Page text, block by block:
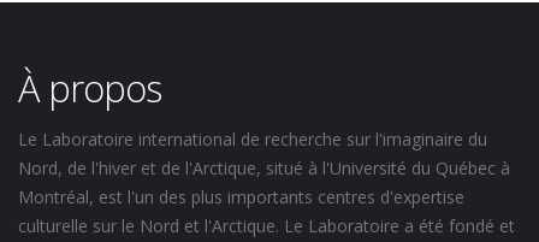
À propos
Le Laboratoire international de recherche sur l'imaginaire du
Nord, de l'hiver et de l'Arctique, situé à l'Université du Québec à
Montréal, est l'un des plus importants centres d'expertise
culturelle sur le Nord et l'Arctique. Le Laboratoire a été fondé et